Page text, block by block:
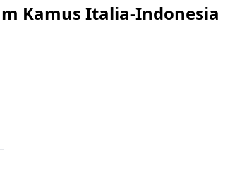
Kamus Italia-Indonesia